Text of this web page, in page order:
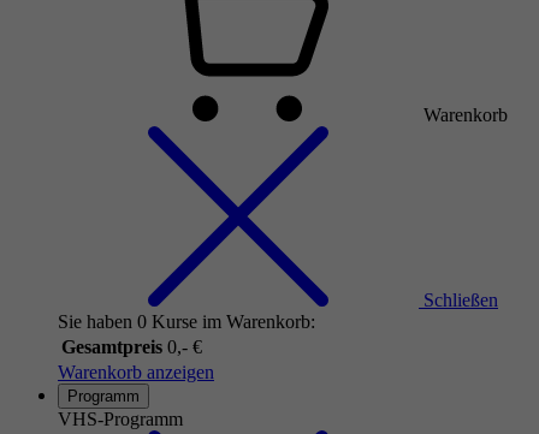
Warenkorb
Schließen
Sie haben 0 Kurse im Warenkorb:
Gesamtpreis 0,- €
Warenkorb anzeigen
Programm
VHS-Programm